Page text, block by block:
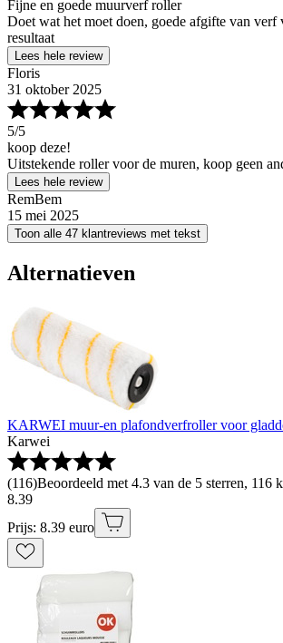
Fijne en goede muurverf roller
Doet wat het moet doen, goede afgifte van verf
resultaat
Lees hele review
Floris
31 oktober 2025
5/5
koop deze!
Uitstekende roller voor de muren, koop geen
Lees hele review
RemBem
15 mei 2025
Toon alle 47 klantreviews met tekst
Alternatieven
KARWEI muur-en plafondverfroller voor
Karwei
(116)Beoordeeld met 4.3 van de 5 sterren, 116
8.39
Prijs: 8.39 euro